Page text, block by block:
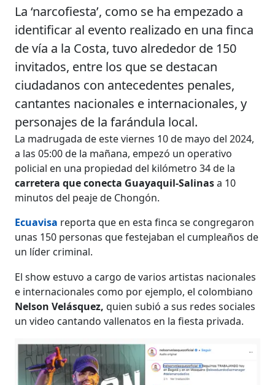
La ‘narcofiesta’, como se ha empezado a
identificar al evento realizado en una finca
de vía a la Costa, tuvo alrededor de 150
invitados, entre los que se destacan
ciudadanos con antecedentes penales,
cantantes nacionales e internacionales, y
personajes de la farándula local.
La madrugada de este viernes 10 de mayo del 2024,
a las 05:00 de la mañana, empezó un operativo
policial en una propiedad del kilómetro 34 de la
carretera que conecta Guayaquil-Salinasa 10
minutos del peaje de Chongón.
Ecuavisa reporta que en esta finca se congregaron
unas 150 personas que festejaban el cumpleaños de
un líder criminal.
El show estuvo a cargo de varios artistas nacionales
e internacionales como por ejemplo, el colombiano
Nelson Velásquez, quien subió a sus redes sociales
un video cantando vallenatos en la fiesta privada.